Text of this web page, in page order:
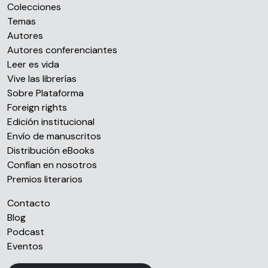
Colecciones
Temas
Autores
Autores conferenciantes
Leer es vida
Vive las librerías
Sobre Plataforma
Foreign rights
Edición institucional
Envío de manuscritos
Distribución eBooks
Confían en nosotros
Premios literarios
Contacto
Blog
Podcast
Eventos